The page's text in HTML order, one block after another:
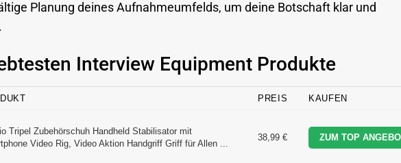
Planung deines Aufnahmeumfelds, um deine Botschaft klar und
Interview Equipment Produkte
PREIS KAUFEN
Tripel Zubehörschuh Handheld Stabilisator mit
Video Rig, Video Aktion Handgriff Griff für Allen ...
38,99 € ZUM TOP